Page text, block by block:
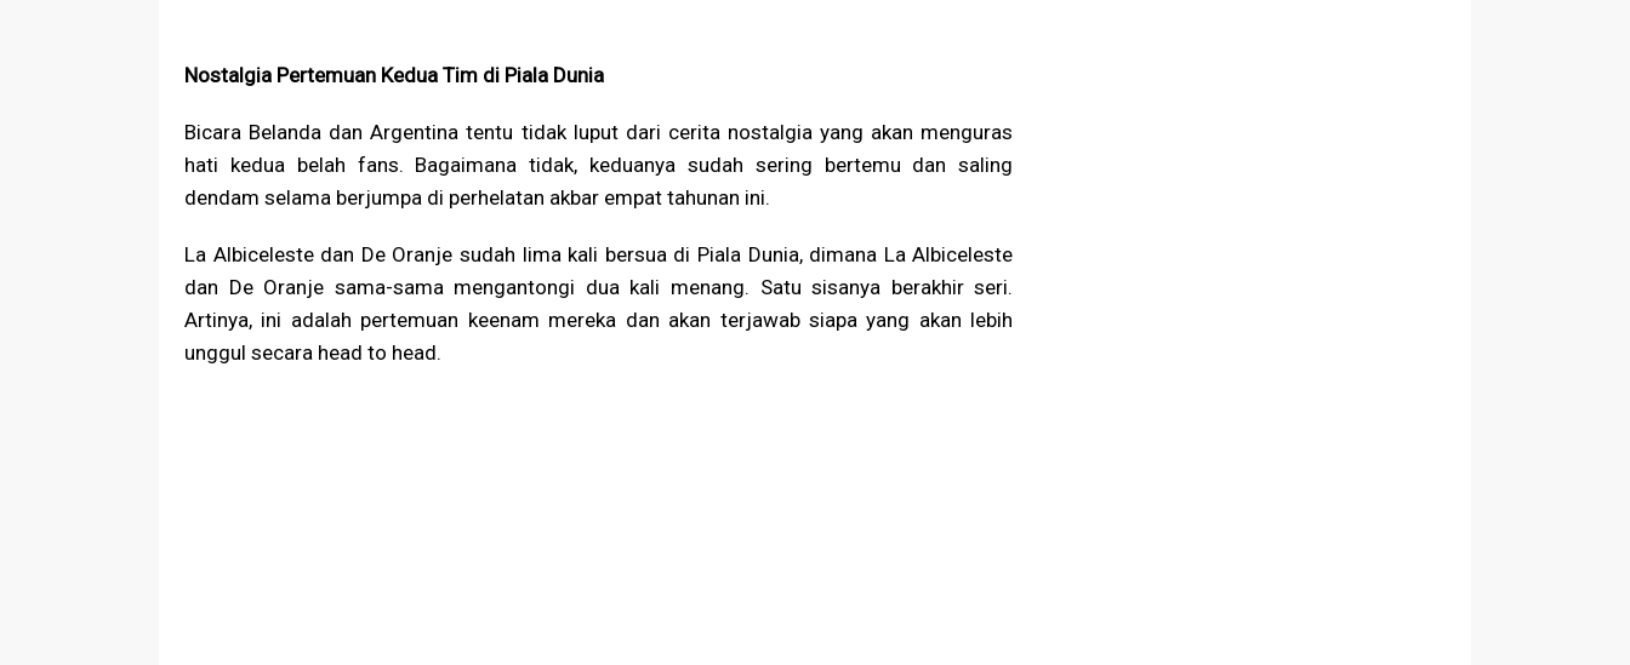
Nostalgia Pertemuan Kedua Tim di Piala Dunia
Bicara Belanda dan Argentina tentu tidak luput dari cerita nostalgia yang akan menguras
hati kedua belah fans. Bagaimana tidak, keduanya sudah sering bertemu dan saling
dendam selama berjumpa di perhelatan akbar empat tahunan ini.
La Albiceleste dan De Oranje sudah lima kali bersua di Piala Dunia, dimana La Albiceleste
dan De Oranje sama-sama mengantongi dua kali menang. Satu sisanya berakhir seri.
Artinya, ini adalah pertemuan keenam mereka dan akan terjawab siapa yang akan lebih
unggul secara head to head.